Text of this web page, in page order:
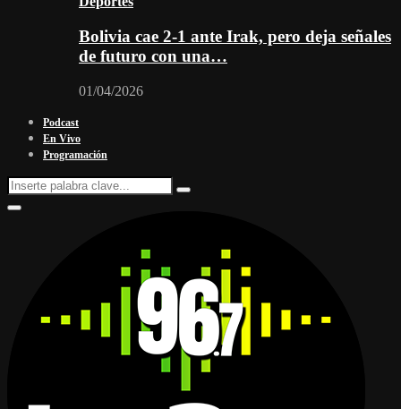
Bolivia cae 2-1 ante Irak, pero deja señales
de futuro con una…
01/04/2026
Podcast
En Vivo
Programación
Search
for:
Search
Facebook
Twitter
Instagram
Youtube
Email
Twitch
Whatsapp
Primary